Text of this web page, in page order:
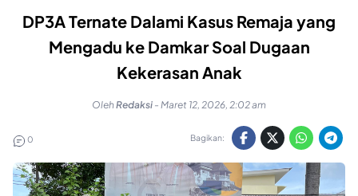
DP3A Ternate Dalami Kasus Remaja yang
Mengadu ke Damkar Soal Dugaan
Kekerasan Anak
OlehRedaksi - Maret 12, 2026, 2:02 am
0 Bagikan: